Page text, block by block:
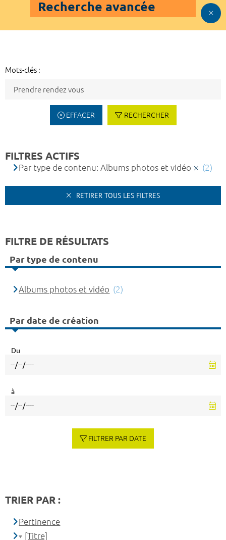
Recherche avancée
Mots-clés :
EFFACER RECHERCHER
FILTRES ACTIFS
Par type de contenu: Albums photos et vidéo (2)
RETIRER TOUS LES FILTRES
FILTRE DE RÉSULTATS
Par type de contenu
Albums photos et vidéo (2)
Par date de création
Du
à
FILTRER PAR DATE
TRIER PAR :
Pertinence
[Titre]